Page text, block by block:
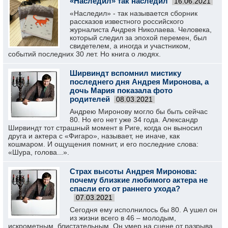
«Наследил» - так называется сборник
рассказов известного российского
журналиста Андрея Николаева. Человека,
который следил за эпохой перемен, был
свидетелем, а иногда и участником,
событий последних 30 лет. Но книга о людях.
Ширвиндт вспомнил мистику
последнего дня Андрея Миронова, а
дочь Мария показала фото
родителей
08.03.2021
Андрею Миронову могло бы быть сейчас
80. Но его нет уже 34 года. Александр
Ширвиндт тот страшный момент в Риге, когда он выносил
друга и актера с «Фигаро», называет, не иначе, как
кошмаром. И ощущения помнит, и его последние слова:
«Шура, голова...».
Страх высоты Андрея Миронова:
почему близкие любимого актера не
спасли его от раннего ухода?
07.03.2021
Сегодня ему исполнилось бы 80. А ушел он
из жизни всего в 46 – молодым,
искрометным, блистательным. Он умер на сцене от разрыва